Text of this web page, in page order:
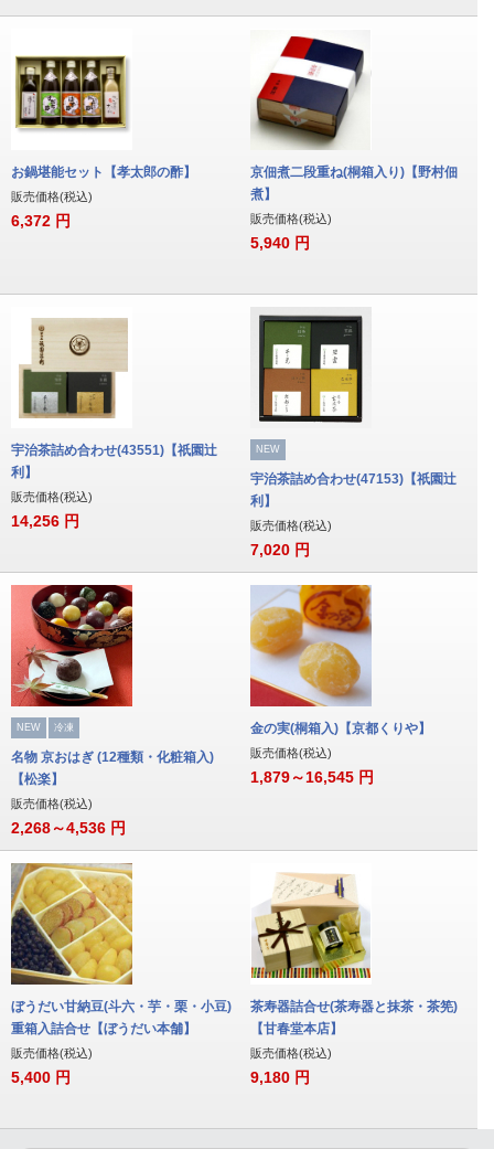
お鍋堪能セット【孝太郎の酢】
販売価格(税込)
6,372 円
京佃煮二段重ね(桐箱入り)【野村佃
煮】
販売価格(税込)
5,940 円
宇治茶詰め合わせ(43551)【祇園辻
利】
販売価格(税込)
14,256 円
NEW
宇治茶詰め合わせ(47153)【祇園辻
利】
販売価格(税込)
7,020 円
NEW 冷凍
名物 京おはぎ (12種類・化粧箱入)
【松楽】
販売価格(税込)
2,268～4,536 円
金の実(桐箱入)【京都くりや】
販売価格(税込)
1,879～16,545 円
ぼうだい甘納豆(斗六・芋・栗・小豆)
重箱入詰合せ【ぼうだい本舗】
販売価格(税込)
5,400 円
茶寿器詰合せ(茶寿器と抹茶・茶筅)
【甘春堂本店】
販売価格(税込)
9,180 円